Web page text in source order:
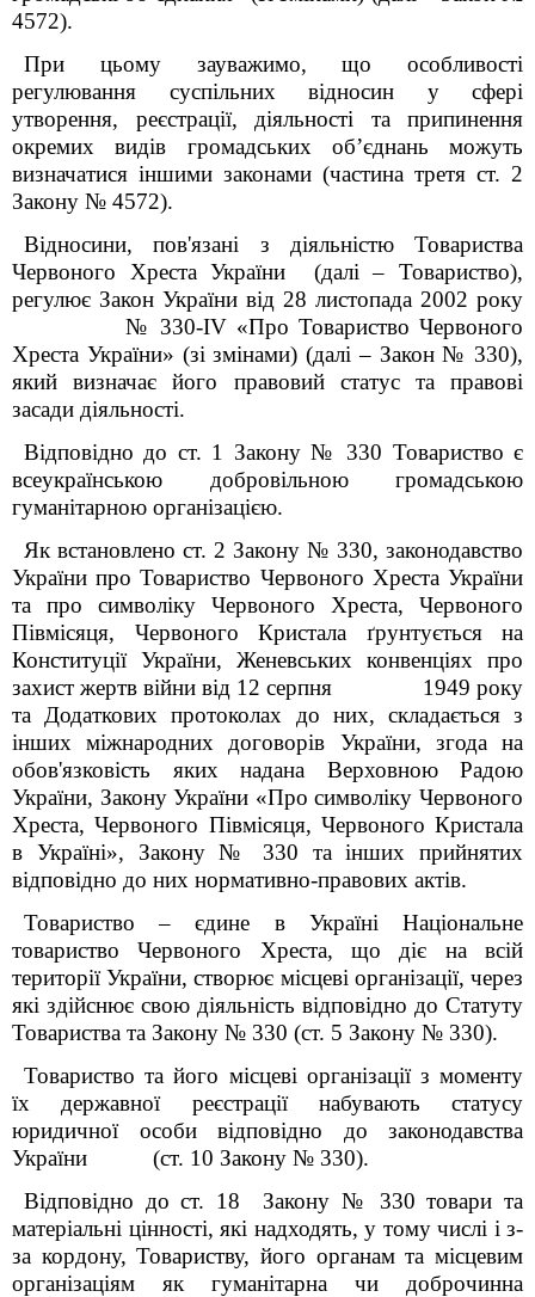
4572).
При цьому зауважимо, що особливості
регулювання суспільних відносин у сфері
утворення, реєстрації, діяльності та припинення
окремих видів громадських об’єднань можуть
визначатися іншими законами (частина третя ст. 2
Закону № 4572).
Відносини, пов'язані з діяльністю Товариства
Червоного Хреста України (далі – Товариство),
регулює Закон України від 28 листопада 2002 року
№ 330-ІV «Про Товариство Червоного
Хреста України» (зі змінами) (далі – Закон № 330),
який визначає його правовий статус та правові
засади діяльності.
Відповідно до ст. 1 Закону № 330 Товариство є
всеукраїнською добровільною громадською
гуманітарною організацією.
Як встановлено ст. 2 Закону № 330, законодавство
України про Товариство Червоного Хреста України
та про символіку Червоного Хреста, Червоного
Півмісяця, Червоного Кристала ґрунтується на
Конституції України, Женевських конвенціях про
захист жертв війни від 12 серпня 1949 року
та Додаткових протоколах до них, складається з
інших міжнародних договорів України, згода на
обов'язковість яких надана Верховною Радою
України, Закону України «Про символіку Червоного
Хреста, Червоного Півмісяця, Червоного Кристала
в Україні», Закону № 330 та інших прийнятих
відповідно до них нормативно-правових актів.
Товариство – єдине в Україні Національне
товариство Червоного Хреста, що діє на всій
території України, створює місцеві організації, через
які здійснює свою діяльність відповідно до Статуту
Товариства та Закону № 330 (ст. 5 Закону № 330).
Товариство та його місцеві організації з моменту
їх державної реєстрації набувають статусу
юридичної особи відповідно до законодавства
України (ст. 10 Закону № 330).
Відповідно до ст. 18
Закону № 330 товари та
матеріальні цінності, які надходять, у тому числі і з-
за кордону, Товариству, його органам та місцевим
організаціям як гуманітарна чи доброчинна